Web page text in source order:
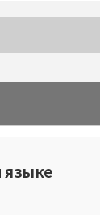
языке